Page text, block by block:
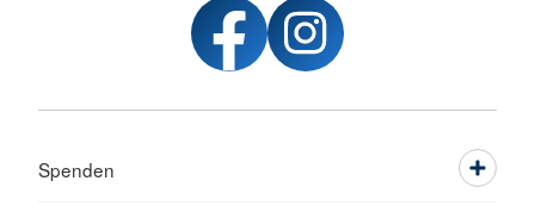
Spenden